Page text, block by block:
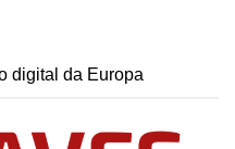
digital da Europa